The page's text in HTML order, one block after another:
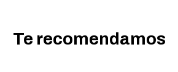
Te recomendamos